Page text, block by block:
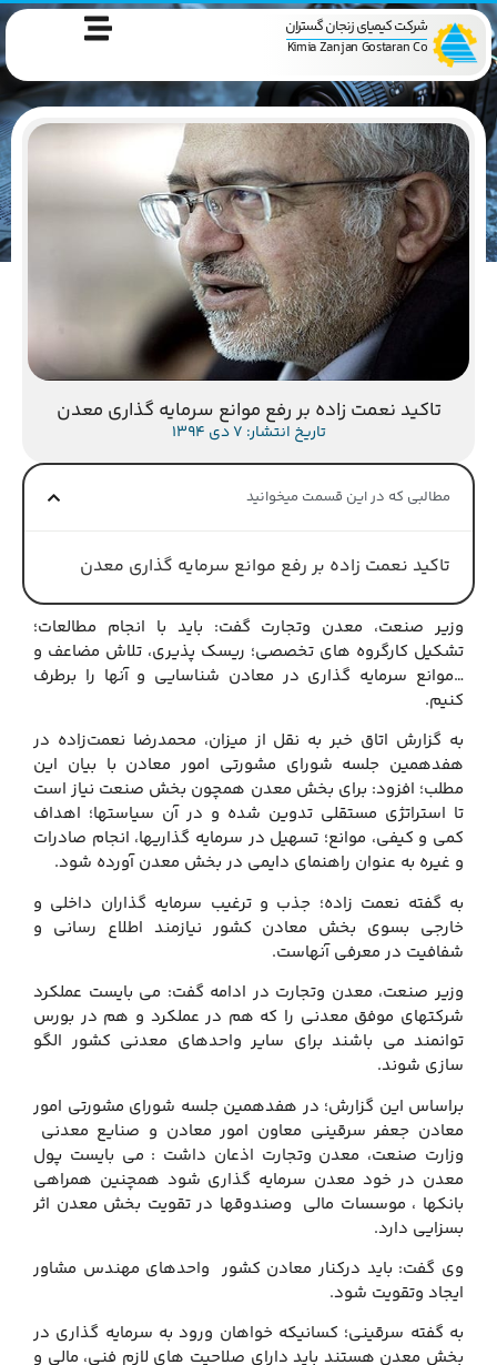
شرکت کیمیای زنجان گستران
Kimia Zanjan Gostaran Co
تاکید نعمت زاده بر رفع موانع سرمایه گذاری معدن
تاریخ انتشار: 7 دی 1394
مطالبی که در این قسمت میخوانید
تاکید نعمت زاده بر رفع موانع سرمایه گذاری معدن
وزیر صنعت، معدن وتجارت گفت: باید با انجام مطالعات؛
تشکیل کارگروه های تخصصی؛ ریسک پذیری، تلاش مضاعف و
…موانع سرمایه گذاری در معادن شناسایی و آنها را برطرف
کنیم.
به گزارش اتاق خبر به نقل از میزان، محمدرضا نعمت‌زاده در
هفدهمین جلسه شورای مشورتی امور معادن با بیان این
مطلب؛ افزود: برای بخش معدن همچون بخش صنعت نیاز است
تا استراتژی مستقلی تدوین شده و در آن سیاستها؛ اهداف
کمی و کیفی، موانع؛ تسهیل در سرمایه گذاریها، انجام صادرات
و غیره به عنوان راهنمای دایمی در بخش معدن آورده شود.
به گفته نعمت زاده؛ جذب و ترغیب سرمایه گذاران داخلی و
خارجی بسوی بخش معادن کشور نیازمند اطلاع رسانی و
شفافیت در معرفی آنهاست.
وزیر صنعت، معدن وتجارت در ادامه گفت: می بایست عملکرد
شرکتهای موفق معدنی را که هم در عملکرد و هم در بورس
توانمند می باشند برای سایر واحدهای معدنی کشور الگو
سازی شوند.
براساس این گزارش؛ در هفدهمین جلسه شورای مشورتی امور
معادن جعفر سرقینی معاون امور معادن و صنایع معدنی
وزارت صنعت، معدن وتجارت اذعان داشت : می بایست پول
معدن در خود معدن سرمایه گذاری شود همچنین همراهی
بانکها ، موسسات مالی وصندوقها در تقویت بخش معدن اثر
بسزایی دارد.
وی گفت: باید درکنار معادن کشور واحدهای مهندس مشاور
ایجاد وتقویت شود.
به گفته سرقینی؛ کسانیکه خواهان ورود به سرمایه گذاری در
بخش معدن هستند باید دارای صلاحیت های لازم فنی، مالی و